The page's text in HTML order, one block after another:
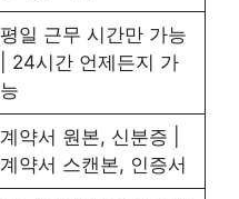
평일 근무 시간만 가능
| 24시간 언제든지 가
능
계약서 원본, 신분증 |
계약서 스캔본, 인증서